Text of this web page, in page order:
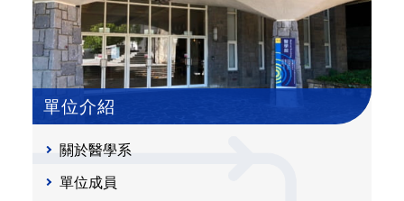
單位介紹
關於醫學系
單位成員